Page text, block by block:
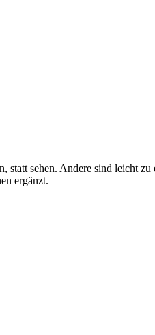
sehen. Andere sind leicht
ergänzt.